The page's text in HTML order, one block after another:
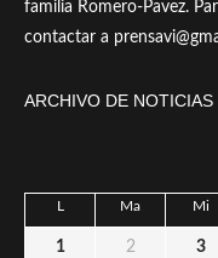
familia Romero-Pavez.
contactar a
ARCHIVO DE NOTICIAS
Ma Mi
1 2 3